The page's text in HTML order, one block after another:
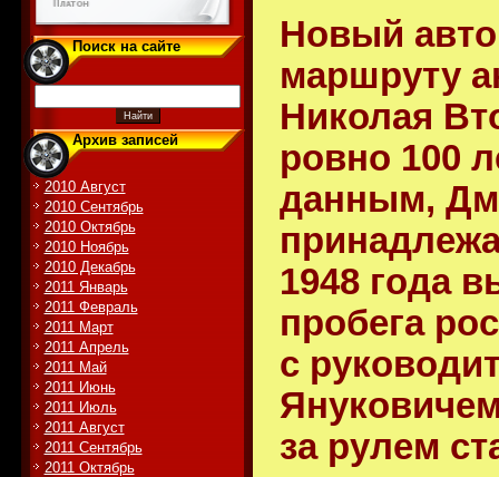
Поиск на сайте
Архив записей
2010 Август
2010 Сентябрь
2010 Октябрь
2010 Ноябрь
2010 Декабрь
2011 Январь
2011 Февраль
2011 Март
2011 Апрель
2011 Май
2011 Июнь
2011 Июль
2011 Август
2011 Сентябрь
2011 Октябрь
Новый
маршруту
Николая
ровно 100
данным,
1948 года
пробега
с
за рулем